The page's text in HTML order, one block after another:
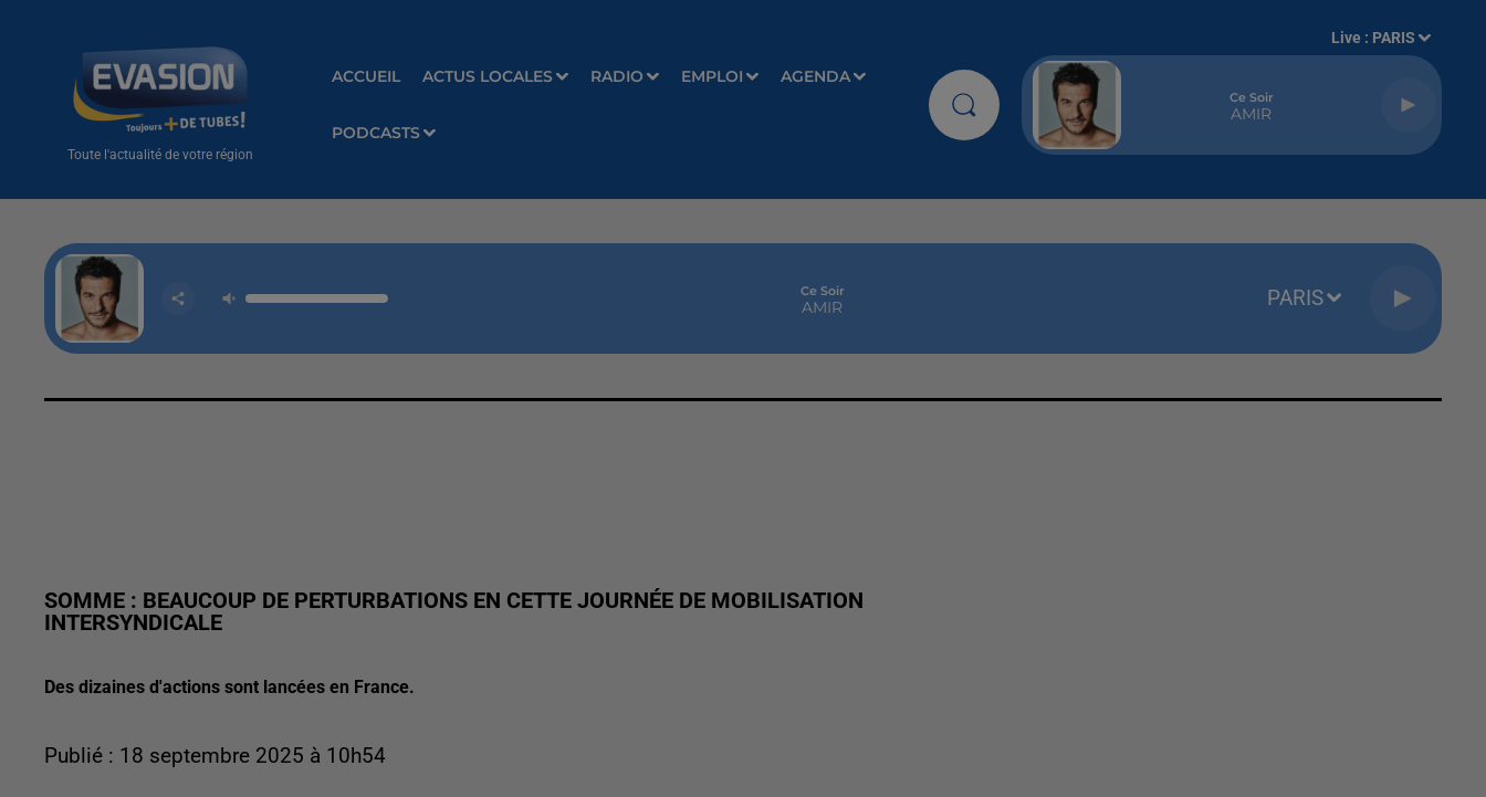
Toute l'actualité de votre région
ACCUEIL ACTUS LOCALES RADIO EMPLOI AGENDA
PODCASTS
Live : PARIS
Ce Soir
AMIR
Ce Soir
AMIR PARIS
SOMME : BEAUCOUP DE PERTURBATIONS EN CETTE JOURNÉE DE MOBILISATION
INTERSYNDICALE
Des dizaines d'actions sont lancées en France.
Publié : 18 septembre 2025 à 10h54